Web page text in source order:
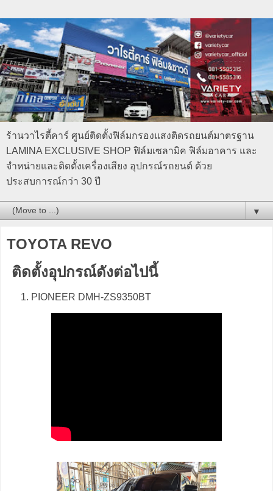
ร้านวาไรตี้คาร์ ศูนย์ติดตั้งฟิล์มกรองแสงติดรถยนต์มาตรฐาน
LAMINA EXCLUSIVE SHOP ฟิล์มเซลามิค ฟิล์มอาคาร และ
จำหน่ายและติดตั้งเครื่องเสียง อุปกรณ์รถยนต์ ด้วย
ประสบการณ์กว่า 30 ปี
▼
TOYOTA REVO
ติดตั้งอุปกรณ์ดังต่อไปนี้
PIONEER DMH-ZS9350BT